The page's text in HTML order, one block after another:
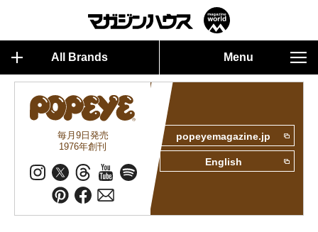
All Brands Menu
毎月9日発売
1976年創刊
popeyemagazine.jp
English